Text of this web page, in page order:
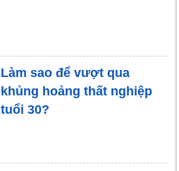
Làm sao để vượt qua
khủng hoảng thất nghiệp
tuổi 30?